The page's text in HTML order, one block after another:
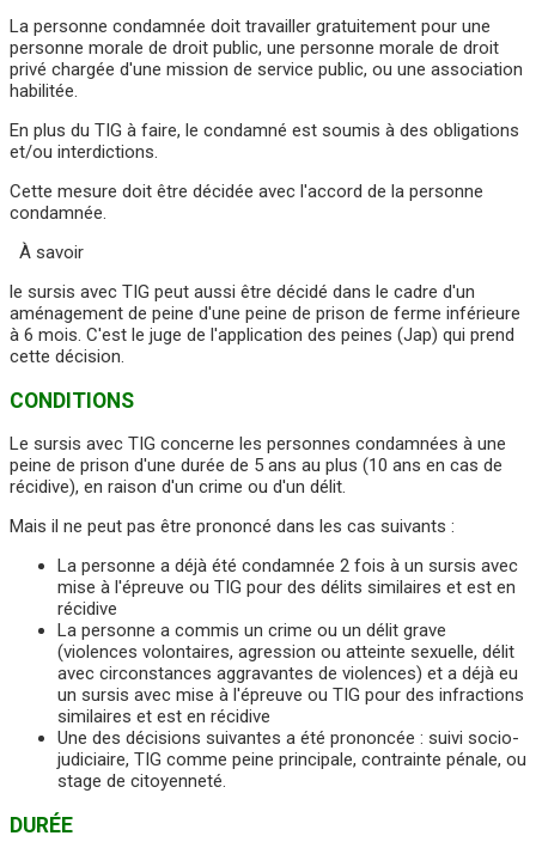
La personne condamnée doit travailler gratuitement pour une
personne morale de droit public, une personne morale de droit
privé chargée d'une mission de service public, ou une association
habilitée.
En plus du TIG à faire, le condamné est soumis à des obligations
et/ou interdictions.
Cette mesure doit être décidée avec l'accord de la personne
condamnée.
À savoir
le sursis avec TIG peut aussi être décidé dans le cadre d'un
aménagement de peine d'une peine de prison de ferme inférieure
à 6 mois. C'est le juge de l'application des peines (Jap) qui prend
cette décision.
CONDITIONS
Le sursis avec TIG concerne les personnes condamnées à une
peine de prison d'une durée de 5 ans au plus (10 ans en cas de
récidive), en raison d'un crime ou d'un délit.
Mais il ne peut pas être prononcé dans les cas suivants :
La personne a déjà été condamnée 2 fois à un sursis avec
mise à l'épreuve ou TIG pour des délits similaires et est en
récidive
La personne a commis un crime ou un délit grave
(violences volontaires, agression ou atteinte sexuelle, délit
avec circonstances aggravantes de violences) et a déjà eu
un sursis avec mise à l'épreuve ou TIG pour des infractions
similaires et est en récidive
Une des décisions suivantes a été prononcée : suivi socio-
judiciaire, TIG comme peine principale, contrainte pénale, ou
stage de citoyenneté.
DURÉE